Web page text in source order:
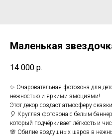
Маленькая
14 000 р.
✨ Очаровательная фотозона для
нежностью и яркими эмоциями!
Этот декор создаст атмосферу
🎈 Круглая фотозона с белым
который подчёркивает лёгкость и
🌸 Обилие воздушных шаров в